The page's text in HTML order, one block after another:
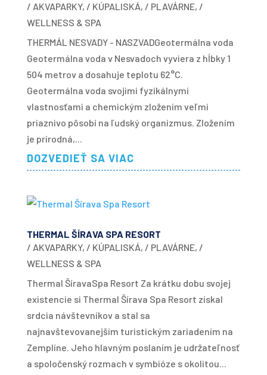
/ AKVAPARKY, / KÚPALISKÁ, / PLAVÁRNE, /
WELLNESS & SPA
THERMÁL NESVADY - NASZVADGeotermálna voda
Geotermálna voda v Nesvadoch vyviera z hĺbky 1
504 metrov a dosahuje teplotu 62°C.
Geotermálna voda svojimi fyzikálnymi
vlastnosťami a chemickým zložením veľmi
priaznivo pôsobí na ľudský organizmus. Zložením
je prírodná,...
DOZVEDIEŤ SA VIAC
THERMAL ŠÍRAVA SPA RESORT
/ AKVAPARKY, / KÚPALISKÁ, / PLAVÁRNE, /
WELLNESS & SPA
Thermal ŠíravaSpa Resort Za krátku dobu svojej
existencie si Thermal Šírava Spa Resort získal
srdcia návštevníkov a stal sa
najnavštevovanejším turistickým zariadením na
Zemplíne. Jeho hlavným poslaním je udržateľnosť
a spoločenský rozmach v symbióze s okolitou...